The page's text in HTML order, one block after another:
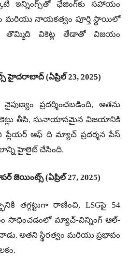
ఇన్నింగ్స్‌తో ఛేజింగ్‌కు సహాయం
మరియు నాయకత్వం పూర్తి స్థాయిలో
తొమ్మిది వికెట్ల తేడాతో విజయం
హైదరాబాద్ (ఏప్రిల్ 23, 2025)
ప్రదర్శించబడింది, అతను
తీసి, సునాయాసమైన విజయానికి
ఆఫ్ ది మ్యాచ్ ప్రదర్శన పేస్
హైలైట్ చేసింది.
జెయింట్స్ (ఏప్రిల్ 27, 2025)
తగ్గట్టుగా రాణించి, LSGపై 54
సాధించడంలో మ్యాచ్-విన్నింగ్ ఆల్-
అతని స్థిరత్వం మరియు ప్రభావం